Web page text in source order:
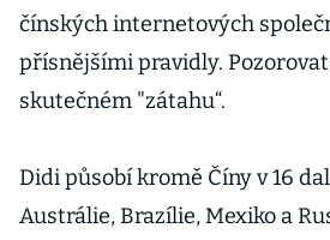
čínských internetových
přísnějšími pravidly.
skutečném "zátahu“.
Didi působí kromě Číny v 16
Austrálie, Brazílie, Mexiko a